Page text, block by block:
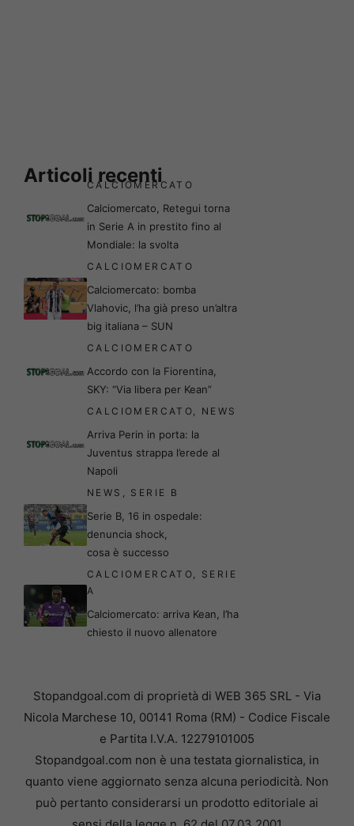
Articoli recenti
CALCIOMERCATO
Calciomercato, Retegui torna
in Serie A in prestito fino al
Mondiale: la svolta
CALCIOMERCATO
Calciomercato: bomba
Vlahovic, l’ha già preso un’altra
big italiana – SUN
CALCIOMERCATO
Accordo con la Fiorentina,
SKY: “Via libera per Kean”
CALCIOMERCATO, NEWS
Arriva Perin in porta: la
Juventus strappa l’erede al
Napoli
NEWS , SERIE B
Serie B, 16 in ospedale:
denuncia shock,
cosa è successo
CALCIOMERCATO, SERIE
A
Calciomercato: arriva Kean, l’ha
chiesto il nuovo allenatore
Stopandgoal.com di proprietà di WEB 365 SRL - Via
Nicola Marchese 10, 00141 Roma (RM) - Codice Fiscale
e Partita I.V.A. 12279101005
Stopandgoal.com non è una testata giornalistica, in
quanto viene aggiornato senza alcuna periodicità. Non
può pertanto considerarsi un prodotto editoriale ai